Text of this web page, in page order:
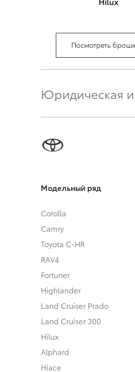
Посмотреть
Юридическая
Модельный ряд
Corolla
Camry
Toyota C-HR
RAV4
Fortuner
Highlander
Land Cruiser Prado
Land Cruiser 300
Hilux
Alphard
Hiace